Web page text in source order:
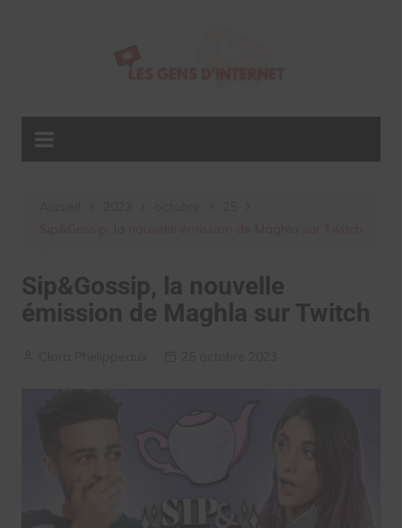
Sip&Gossip, la nouvelle
émission de Maghla sur Twitch